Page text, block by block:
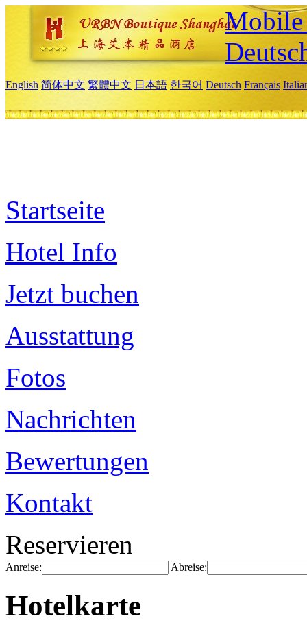
Mobile
English 简体中文 繁體中文 日本語 한국어 Deutsch Français
Startseite
Hotel Info
Jetzt buchen
Ausstattung
Fotos
Nachrichten
Bewertungen
Kontakt
Reservieren
Anreise: Abreise:
Hotelkarte